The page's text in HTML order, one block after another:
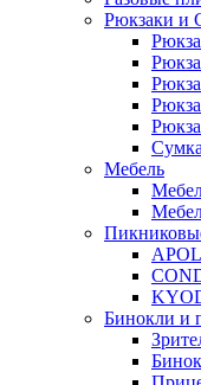
Рюкзаки и
Мебель
Бинокли и